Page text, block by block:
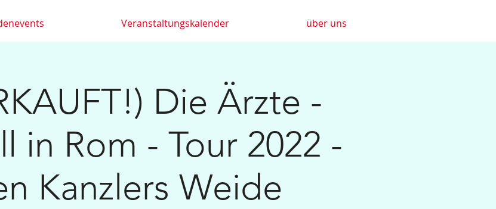
Veranstaltungskalender über uns
Die Ärzte -
in Rom - Tour 2022 -
Kanzlers Weide